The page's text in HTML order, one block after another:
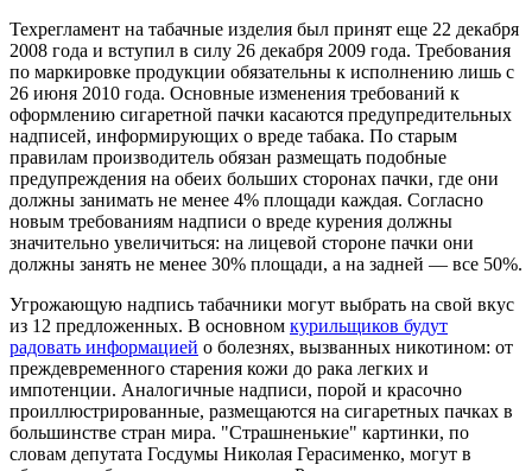
Техрегламент на табачные изделия был принят еще 22 декабря
2008 года и вступил в силу 26 декабря 2009 года. Требования
по маркировке продукции обязательны к исполнению лишь с
26 июня 2010 года. Основные изменения требований к
оформлению сигаретной пачки касаются предупредительных
надписей, информирующих о вреде табака. По старым
правилам производитель обязан размещать подобные
предупреждения на обеих больших сторонах пачки, где они
должны занимать не менее 4% площади каждая. Согласно
новым требованиям надписи о вреде курения должны
значительно увеличиться: на лицевой стороне пачки они
должны занять не менее 30% площади, а на задней — все 50%.
Угрожающую надпись табачники могут выбрать на свой вкус
из 12 предложенных. В основном курильщиков будут
радовать информацией о болезнях, вызванных никотином: от
преждевременного старения кожи до рака легких и
импотенции. Аналогичные надписи, порой и красочно
проиллюстрированные, размещаются на сигаретных пачках в
большинстве стран мира. "Страшненькие" картинки, по
словам депутата Госдумы Николая Герасименко, могут в